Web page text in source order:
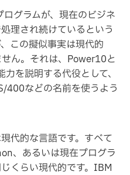
グラムが、現在のビジネ
理され続けているという
この擬似事実は現代的
ん。それは、Power10と
を説明する代役として、
400などの名前を使うよう
代的な言語です。すべて
、あるいは現在プログラ
くらい現代的です。IBM